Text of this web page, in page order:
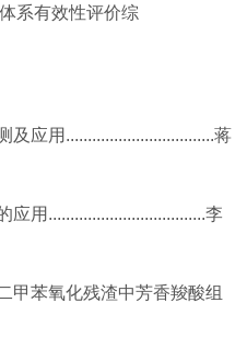
系有效性评价综
应用..................................蒋
用....................................李
甲苯氧化残渣中芳香羧酸组